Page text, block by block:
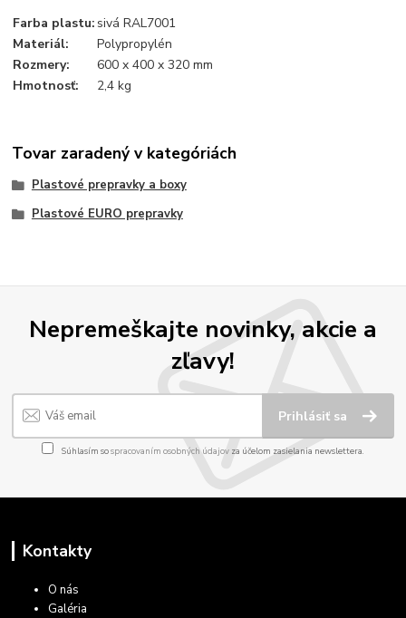
Farba plastu: sivá RAL7001
Materiál:
Polypropylén
Rozmery:
600 x 400 x 320 mm
Hmotnosť:
2,4 kg
Tovar zaradený v kategóriách
Plastové prepravky a boxy
Plastové EURO prepravky
Nepremeškajte novinky, akcie a
zľavy!
Prihlásiť sa
Súhlasím sospracovaním osobných údajov za účelom zasielania newslettera.
Kontakty
O nás
Galéria